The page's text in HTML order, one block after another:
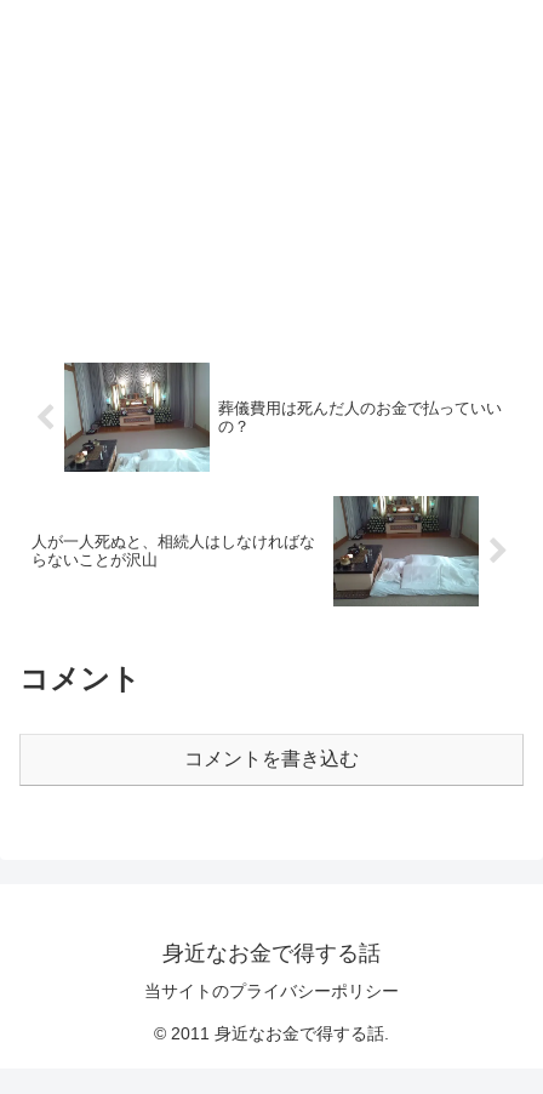
葬儀費用は死んだ人のお金で払っていい
の？
人が一人死ぬと、相続人はしなければな
らないことが沢山
コメント
コメントを書き込む
身近なお金で得する話
当サイトのプライバシーポリシー
© 2011 身近なお金で得する話.